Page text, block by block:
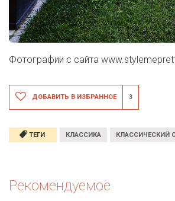
Фотографии с сайта
ДОБАВИТЬ В ИЗБРАННОЕ 3
ТЕГИ КЛАССИКА КЛАССИЧЕСКИЙ
Рекомендуемое